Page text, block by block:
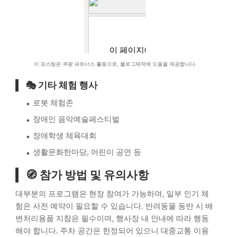
이 포스팅은 쿠팡 파트너스 활동으로, 블로그제작에 도움을 제공합니다.
🎭 기타 체험 행사
로봇 체험존
장애인 음악예술페스티벌
장애학생 체육대회
생활문화한마당, 어린이 공연 등
🧭 참가 방법 및 유의사항
대부분의 프로그램은 현장 참여가 가능하며, 일부 인기 체
험은 사전 예약이 필요할 수 있습니다. 반려동물 동반 시 배
변처리용품 지참은 필수이며, 행사장 내 안내에 따라 행동
해야 합니다. 주차 공간은 한정되어 있으니 대중교통 이용